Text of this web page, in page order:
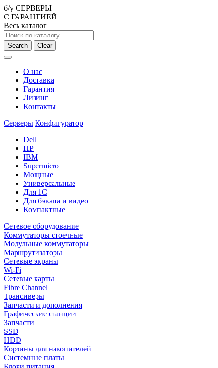
б/у СЕРВЕРЫ
С ГАРАНТИЕЙ
Весь каталог
Search Clear
О нас
Доставка
Гарантия
Лизинг
Контакты
Серверы Конфигуратор
Dell
HP
IBM
Supermicro
Мощные
Универсальные
Для 1С
Для бэкапа и видео
Компактные
Сетевое оборудование
Коммутаторы стоечные
Модульные коммутаторы
Маршрутизаторы
Сетевые экраны
Wi-Fi
Сетевые карты
Fibre Channel
Трансиверы
Запчасти и дополнения
Графические станции
Запчасти
SSD
HDD
Корзины для накопителей
Системные платы
Блоки питания